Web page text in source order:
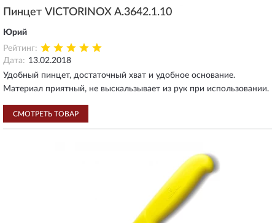
Пинцет VICTORINOX A.3642.1.10
Юрий
Рейтинг:
Дата: 13.02.2018
Удобный пинцет, достаточный хват и удобное основание.
Материал приятный, не выскальзывает из рук при использовании.
СМОТРЕТЬ ТОВАР